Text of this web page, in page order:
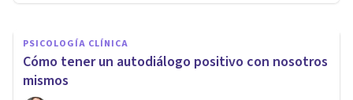
PSICOLOGÍA CLÍNICA
Cómo tener un autodiálogo positivo con nosotros
mismos